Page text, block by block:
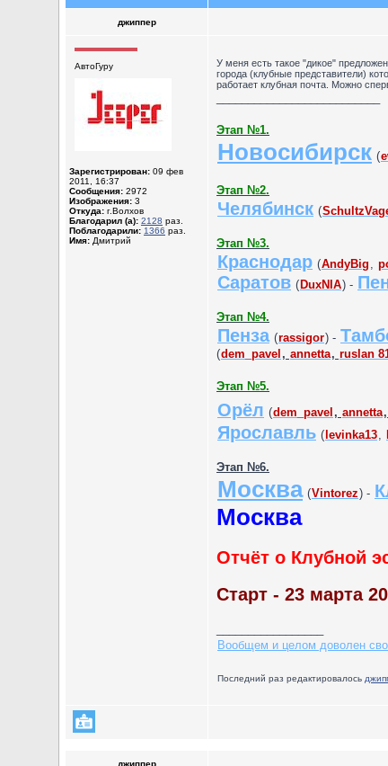
джиппер
АвтоГуру
Зарегистрирован: 09 фев
2011, 16:37
Сообщения: 2972
Изображения: 3
Откуда: г.Волхов
Благодарил (а): 2128 раз.
Поблагодарили: 1366 раз.
Имя: Дмитрий
У меня есть такое "дикое"
города (клубные представители)
работает клубная почта. Можно
Этап №1.
Новосибирск (
Этап №2.
Челябинск (
Этап №3.
Краснодар (AndyBig ,
Саратов ( DuxNIA) -
Этап №4.
Пенза (rassigor) -
(dem_pavel , annetta, ruslan
Этап №5.
Орёл (dem_pavel , annetta,
Ярославль ( levinka13,
Этап №6.
Москва (Vintorez) -
Москва
Отчёт о Клубной
Старт - 23 марта
Вообщем и целом доволен
Последний раз редактировалось
джиппер